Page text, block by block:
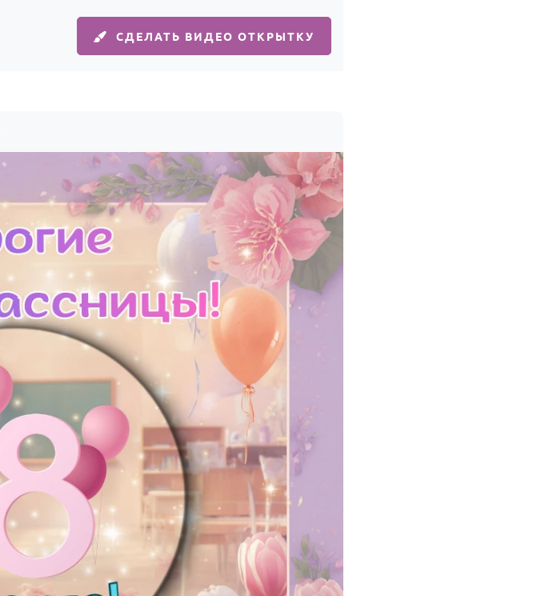
СДЕЛАТЬ ВИДЕО ОТКРЫТКУ